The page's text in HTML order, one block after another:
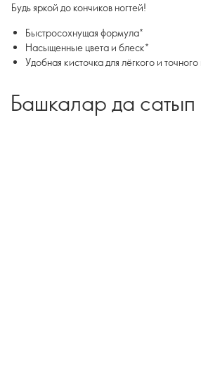
Будь яркой до кончиков ногтей!
Быстросохнущая формула*
Насыщенные цвета и блеск*
Удобная кисточка для лёгкого и
Башкалар да